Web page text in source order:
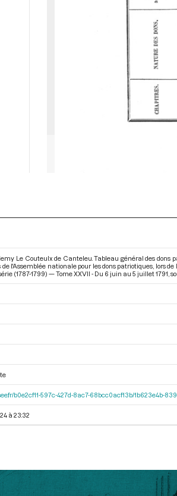
Le Couteulx de Canteleu. Tableau général des dons
de l'Assemblée nationale pour les dons patriotiques, lors
(1787-1799) — Tome XXVII - Du 6 juin au 5 juillet 1791 ,
b0e2cf11-597c-427d-8ac7-68bcc0acf13b/1b623e4b-
à 23:32